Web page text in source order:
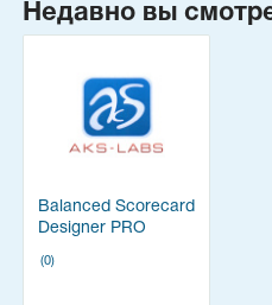
Недавно вы
Balanced Scorecard
Designer PRO
(0)